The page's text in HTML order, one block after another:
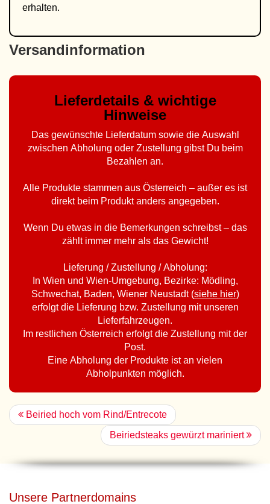
erhalten.
Versandinformation
Lieferdetails & wichtige
Hinweise
Das gewünschte Lieferdatum sowie die Auswahl
zwischen Abholung oder Zustellung gibst Du beim
Bezahlen an.
Alle Produkte stammen aus Österreich – außer es ist
direkt beim Produkt anders angegeben.
Wenn Du etwas in die Bemerkungen schreibst – das
zählt immer mehr als das Gewicht!
Lieferung / Zustellung / Abholung:
In Wien und Wien-Umgebung, Bezirke: Mödling,
Schwechat, Baden, Wiener Neustadt (siehe hier)
erfolgt die Lieferung bzw. Zustellung mit unseren
Lieferfahrzeugen.
Im restlichen Österreich erfolgt die Zustellung mit der
Post.
Eine Abholung der Produkte ist an vielen
Abholpunkten möglich.
Beiried hoch vom Rind/Entrecote
Beiriedsteaks gewürzt mariniert
Unsere Partnerdomains